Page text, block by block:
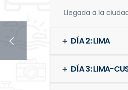
Llegada a la
DÍA 2: LIMA
DÍA 3: LIMA-